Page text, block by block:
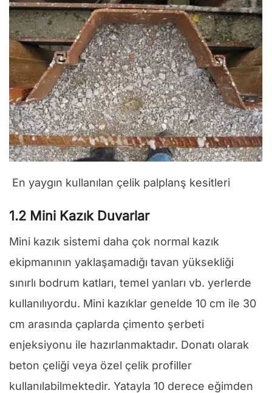
En yaygın kullanılan çelik palplanş kesitleri
1.2 Mini Kazık Duvarlar
Mini kazık sistemi daha çok normal kazık
ekipmanının yaklaşamadığı tavan yüksekliği
sınırlı bodrum katları, temel yanları vb. yerlerde
kullanılıyordu. Mini kazıklar genelde 10 cm ile 30
cm arasında çaplarda çimento şerbeti
enjeksiyonu ile hazırlanmaktadır. Donatı olarak
beton çeliği veya özel çelik profiller
kullanılabilmektedir. Yatayla 10 derece eğimden